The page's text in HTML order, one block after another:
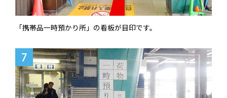
「携帯品一時預かり所」の看板が目印です。